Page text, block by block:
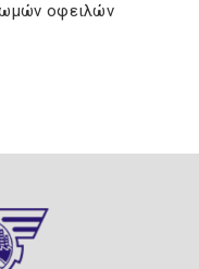
οφειλών